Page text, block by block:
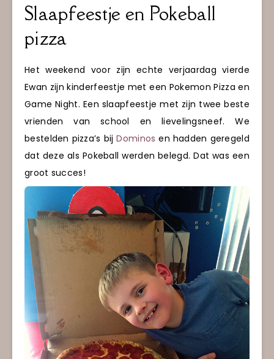
Slaapfeestje en Pokeball
pizza
Het weekend voor zijn echte verjaardag vierde
Ewan zijn kinderfeestje met een Pokemon Pizza en
Game Night. Een slaapfeestje met zijn twee beste
vrienden van school en lievelingsneef. We
bestelden pizza’s bijDominos en hadden geregeld
dat deze als Pokeball werden belegd. Dat was een
groot succes!